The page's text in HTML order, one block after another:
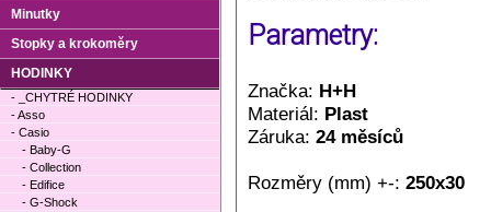
Parametry:
Značka: H+H
Materiál: Plast
Záruka: 24 měsíců
Rozměry (mm) +-: 250x30
Minutky
Stopky a krokoměry
HODINKY
- _CHYTRÉ HODINKY
- Asso
- Casio
- Baby-G
- Collection
- Edifice
- G-Shock